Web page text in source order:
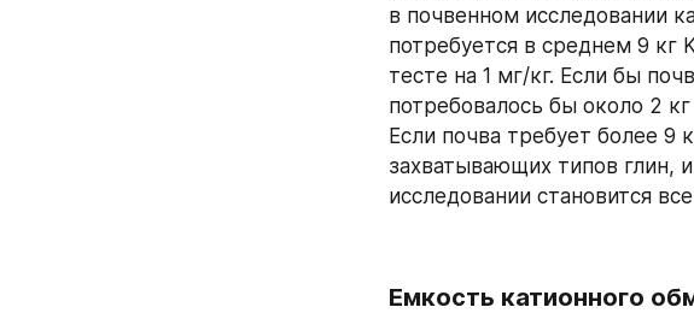
в почвенном исследовании
потребуется в среднем 9 кг
тесте на 1 мг/кг. Если бы
потребовалось бы около 2
Если почва требует более 9
захватывающих типов глин,
исследовании становится
Емкость катионного